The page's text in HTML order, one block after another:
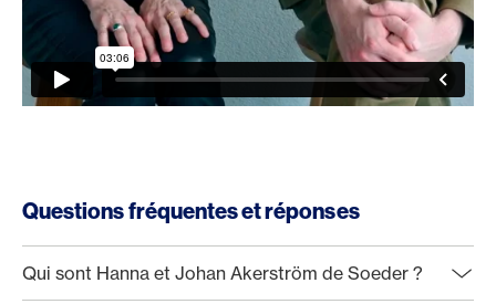
Questions fréquentes et réponses
Qui sont Hanna et Johan Akerström de Soeder ?